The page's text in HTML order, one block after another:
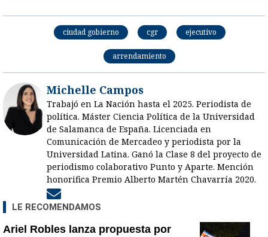
ciudad gobierno cgr ejecutivo
arrendamiento
Michelle Campos
Trabajó en La Nación hasta el 2025. Periodista de
política. Máster Ciencia Política de la Universidad
de Salamanca de España. Licenciada en
Comunicación de Mercadeo y periodista por la
Universidad Latina. Ganó la Clase 8 del proyecto de
periodismo colaborativo Punto y Aparte. Mención
honorifica Premio Alberto Martén Chavarría 2020.
LE RECOMENDAMOS
Ariel Robles lanza propuesta por